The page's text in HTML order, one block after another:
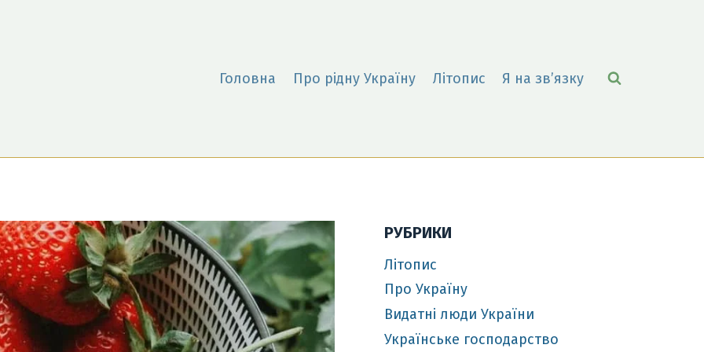
Головна
Про рідну Україну Літопис Я на зв’язку
РУБРИКИ
Літопис
Про Україну
Видатні люди України
Українське господарство